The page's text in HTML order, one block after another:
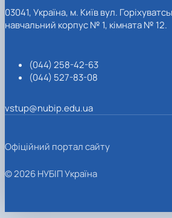
03041, Україна, м. Київ вул.
навчальний корпус № 1, кімната № 12.
(044) 258-42-63
(044) 527-83-08
vstup@nubip.edu.ua
Офіційний портал сайту
© 2026 НУБІП Україна